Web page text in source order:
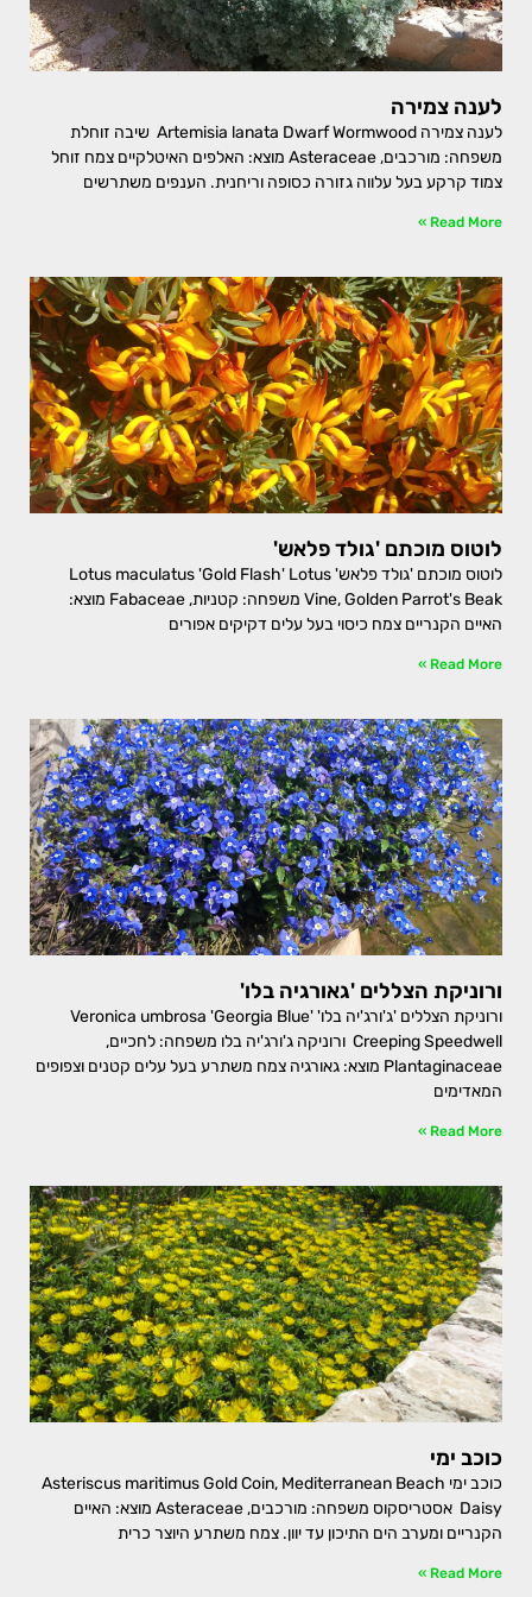
לענה צמירה
לענה צמירה Artemisia lanata Dwarf Wormwood שיבה זוחלת
משפחה: מורכבים, Asteraceae מוצא: האלפים האיטלקיים צמח זוחל
צמוד קרקע בעל עלווה גזורה כסופה וריחנית. הענפים משתרשים
Read More »
לוטוס מוכתם 'גולד פלאש'
לוטוס מוכתם 'גולד פלאש' Lotus maculatus 'Gold Flash' Lotus
Vine, Golden Parrot's Beak משפחה: קטניות, Fabaceae מוצא:
האיים הקנריים צמח כיסוי בעל עלים דקיקים אפורים
Read More »
ורוניקת הצללים 'גאורגיה בלו'
ורוניקת הצללים 'ג'ורג'יה בלו' Veronica umbrosa 'Georgia Blue'
Creeping Speedwell ורוניקה ג'ורג'יה בלו משפחה: לחכיים,
Plantaginaceae מוצא: גאורגיה צמח משתרע בעל עלים קטנים וצפופים
המאדימים
Read More »
כוכב ימי
כוכב ימי Asteriscus maritimus Gold Coin, Mediterranean Beach
Daisy אסטריסקוס משפחה: מורכבים, Asteraceae מוצא: האיים
הקנריים ומערב הים התיכון עד יוון. צמח משתרע היוצר כרית
Read More »